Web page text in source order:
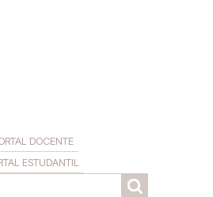
DOCENTE
ESTUDANTIL